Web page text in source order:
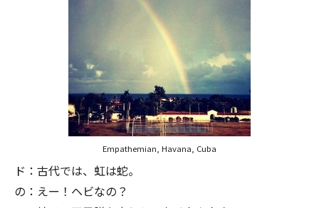
Empathemian, Havana, Cuba
ド：古代では、虹は蛇。
の：えー！ヘビなの？